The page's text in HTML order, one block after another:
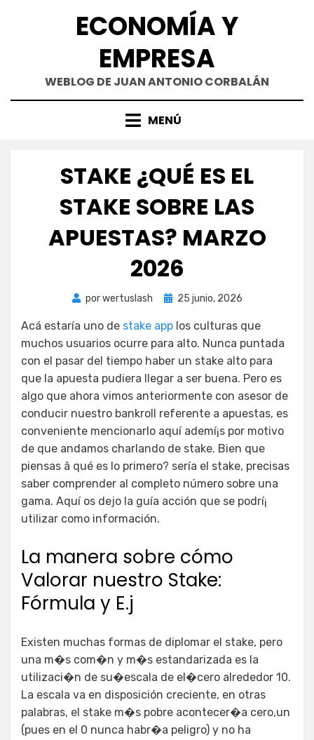
ECONOMÍA Y
EMPRESA
WEBLOG DE JUAN ANTONIO CORBALÁN
MENÚ
STAKE ¿QUÉ ES EL
STAKE SOBRE LAS
APUESTAS? MARZO
2026
porwertuslash
Publicada
25 junio, 2026
Acá estaría uno de stake app los culturas que
muchos usuarios ocurre para alto. Nunca puntada
con el pasar del tiempo haber un stake alto para
que la apuesta pudiera llegar a ser buena. Pero es
algo que ahora vimos anteriormente con asesor de
conducir nuestro bankroll referente a apuestas, es
conveniente mencionarlo aquí ademí¡s por motivo
de que andamos charlando de stake. Bien que
piensas â qué es lo primero? serí­a el stake, precisas
saber comprender al completo número sobre una
gama. Aquí os dejo la guía acción que se podrí¡
utilizar como información.
La manera sobre cómo
Valorar nuestro Stake:
Fórmula y E.j
Existen muchas formas de diplomar el stake, pero
una m�s com�n y m�s estandarizada es la
utilizaci�n de su�escala de el�cero alrededor 10.
La escala va en disposición creciente, en otras
palabras, el stake m�s pobre acontecer�a cero,un
(pues en el 0 nunca habr�a peligro) y no ha